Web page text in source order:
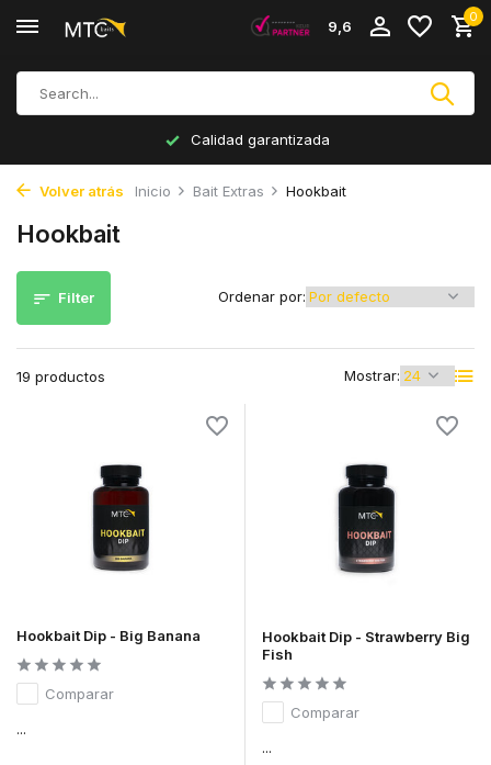
9,6
0
Producción propia
Volver atrás Inicio Bait Extras Hookbait
Hookbait
Filter
19 productos Mostrar:
Ordenar por:
Hookbait Dip - Big Banana
Comparar
...
Hookbait Dip - Strawberry Big
Fish
Comparar
...